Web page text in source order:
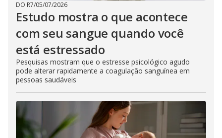
DO R7/05/07/2026
Estudo mostra o que acontece
com seu sangue quando você
está estressado
Pesquisas mostram que o estresse psicológico agudo
pode alterar rapidamente a coagulação sanguínea em
pessoas saudáveis